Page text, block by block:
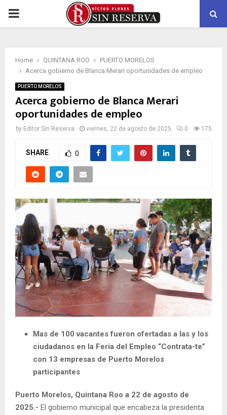
PRIMARY
Home QUINTANA ROO
PUERTO MORELOS
Acerca gobierno de Blanca Merari oportunidades de empleo
PUERTO MORELOS
Acerca gobierno de Blanca Merari
oportunidades de empleo
by Editor Sin Reserva viernes, 22 de agosto de 2025 0 175
SHARE 0
Mas de 100 vacantes fueron ofertadas a las y los
ciudadanos en la Feria del Empleo “Contrata-te”
con 13 empresas de Puerto Morelos
participantes
Puerto Morelos, Quintana Roo a 22 de agosto de
2025.- El gobierno municipal que encabeza la presidenta